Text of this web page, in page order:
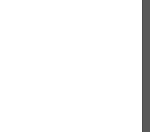
| Halbstift VK8